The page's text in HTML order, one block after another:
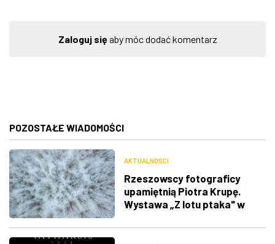
Zaloguj sięaby móc dodać komentarz
POZOSTAŁE WIADOMOŚCI
AKTUALNOŚCI
Rzeszowscy fotograficy
upamiętnią Piotra Krupę.
Wystawa „Z lotu ptaka" w